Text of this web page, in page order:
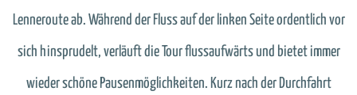
Lenneroute ab. Während der Fluss auf der linken Seite ordentlich vor
sich hinsprudelt, verläuft die Tour flussaufwärts und bietet immer
wieder schöne Pausenmöglichkeiten. Kurz nach der Durchfahrt